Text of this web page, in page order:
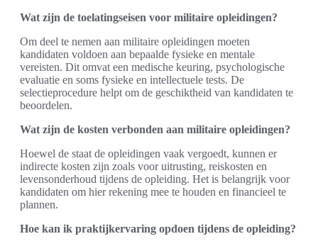
Wat zijn de toelatingseisen voor militaire opleidingen?
Om deel te nemen aan militaire opleidingen moeten
kandidaten voldoen aan bepaalde fysieke en mentale
vereisten. Dit omvat een medische keuring, psychologische
evaluatie en soms fysieke en intellectuele tests. De
selectieprocedure helpt om de geschiktheid van kandidaten te
beoordelen.
Wat zijn de kosten verbonden aan militaire opleidingen?
Hoewel de staat de opleidingen vaak vergoedt, kunnen er
indirecte kosten zijn zoals voor uitrusting, reiskosten en
levensonderhoud tijdens de opleiding. Het is belangrijk voor
kandidaten om hier rekening mee te houden en financieel te
plannen.
Hoe kan ik praktijkervaring opdoen tijdens de opleiding?